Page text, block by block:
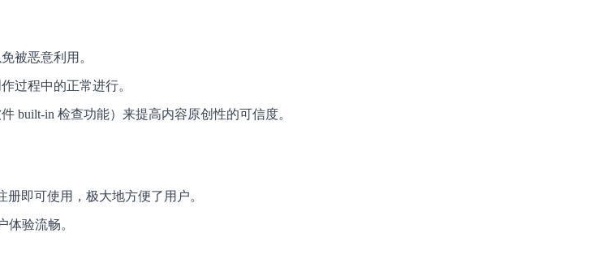
被恶意利用。
过程中的正常进行。
built-in 检查功能）来提高内容原创性的可信度。
册即可使用，极大地方便了用户。
体验流畅。